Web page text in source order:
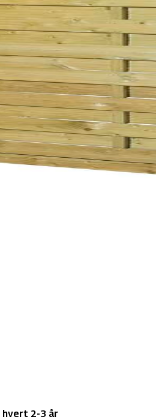
hvert 2-3 år